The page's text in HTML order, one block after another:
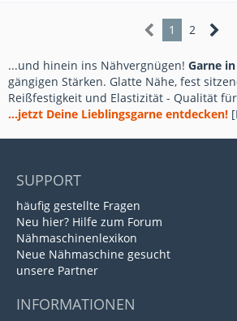
1 2
...und hinein ins Nähvergnügen! Garne
gängigen Stärken. Glatte Nähe, fest
Reißfestigkeit und Elastizität - Qualität
...jetzt Deine Lieblingsgarne entdecken!
SUPPORT
häufig gestellte Fragen
Neu hier? Hilfe zum Forum
Nähmaschinenlexikon
Neue Nähmaschine gesucht
unsere Partner
INFORMATIONEN